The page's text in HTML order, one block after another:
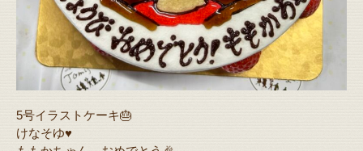
5号イラストケーキ🎂
けなそゆ♥️